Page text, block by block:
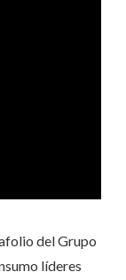
del Grupo
líderes